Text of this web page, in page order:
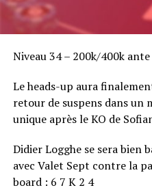
Niveau 34 – 200k/400k
Le heads-up aura
retour de suspens dans un
unique après le KO de
Didier Logghe se sera bien
avec Valet Sept contre la
board : 6 7 K 2 4